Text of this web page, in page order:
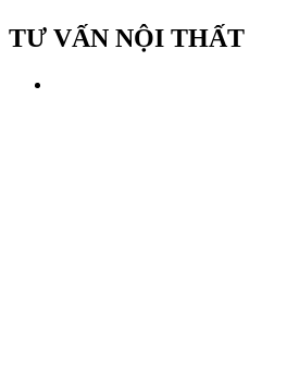
TƯ VẤN NỘI THẤT